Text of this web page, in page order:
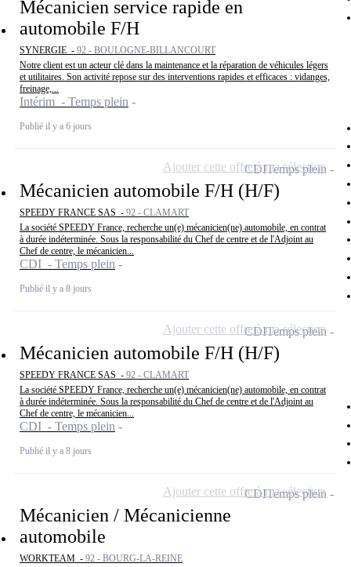
Mécanicien service rapide en
automobile F/H
SYNERGIE - 92 - BOULOGNE-BILLANCOURT
Notre client est un acteur clé dans la maintenance et la réparation de véhicules légers
et utilitaires. Son activité repose sur des interventions rapides et efficaces : vidanges,
freinage,...
Intérim - Temps plein
Publié il y a 6 jours
Mécanicien automobile F/H (H/F)
SPEEDY FRANCE SAS - 92 - CLAMART
La société SPEEDY France, recherche un(e) mécanicien(ne) automobile, en contrat
à durée indéterminée. Sous la responsabilité du Chef de centre et de l'Adjoint au
Chef de centre, le mécanicien...
CDI - Temps plein
Publié il y a 8 jours
CDITemps plein
Ajouter cette offre à ma sélection
Mécanicien automobile F/H (H/F)
SPEEDY FRANCE SAS - 92 - CLAMART
La société SPEEDY France, recherche un(e) mécanicien(ne) automobile, en contrat
à durée indéterminée. Sous la responsabilité du Chef de centre et de l'Adjoint au
Chef de centre, le mécanicien...
CDI - Temps plein
Publié il y a 8 jours
CDITemps plein
Ajouter cette offre à ma sélection
Mécanicien / Mécanicienne
automobile
WORKTEAM - 92 - BOURG-LA-REINE
CDITemps plein
Ajouter cette offre à ma sélection